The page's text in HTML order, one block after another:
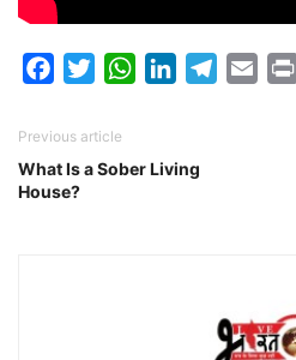
FacebookTwitterWhatsAppLinkedInTelegram
Email
Previous article
What Is a Sober Living
House?